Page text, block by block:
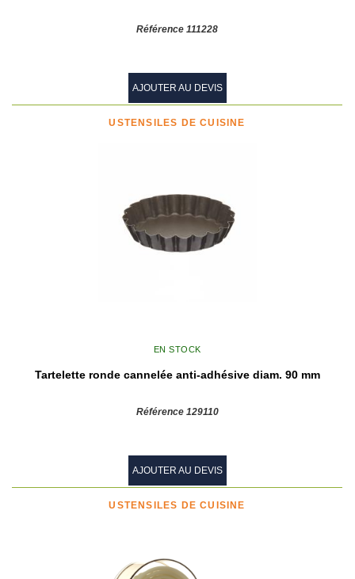
Référence 111228
AJOUTER AU DEVIS
USTENSILES DE CUISINE
EN STOCK
Tartelette ronde cannelée anti-adhésive diam. 90 mm
Référence 129110
AJOUTER AU DEVIS
USTENSILES DE CUISINE